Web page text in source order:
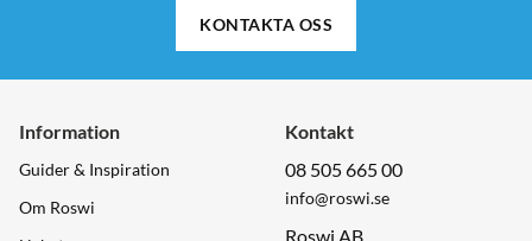
KONTAKTA OSS
Information
Guider & Inspiration
Om Roswi
Kontakt
08 505 665 00
info@roswi.se
Roswi AB